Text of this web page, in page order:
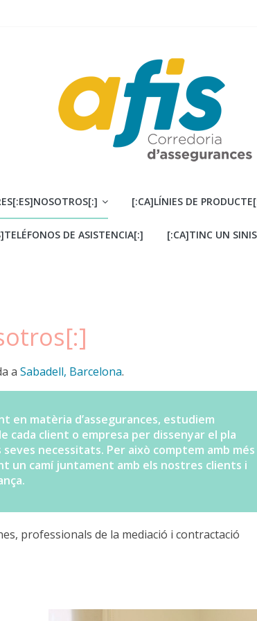
[:CA]LÍNIES DE
DE ASISTENCIA[:] [:CA]TINC UN
a Sabadell, Barcelona.
en matèria d’assegurances, estudiem
cada client o empresa per dissenyar el pla
seves necessitats. Per això comptem amb més
un camí juntament amb els nostres clients i
professionals de la mediació i contractació